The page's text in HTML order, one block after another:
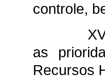
controle,
as
Recursos